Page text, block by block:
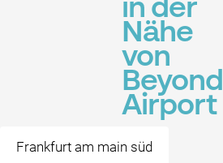
in der
Nähe
von
Beyond
Airport
Frankfurt am main süd